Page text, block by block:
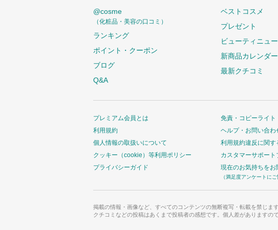
@cosme
（化粧品・美容の口コミ）
ランキング
ポイント・クーポン
ブログ
Q&A
ベストコスメ
プレゼント
ビューティニュ
新商品カレンダー
最新クチコミ
プレミアム会員とは
利用規約
個人情報の取扱いについて
クッキー（cookie）等利用ポリシー
プライバシーガイド
免責・コピーライト
ヘルプ・お問い合わ
利用規約違反に関す
カスタマーサポート
現在のお気持ちをお
（満足度アンケートにご
掲載の情報・画像など、すべてのコンテンツの無断複写・転載を禁じます
クチコミなどの投稿はあくまで投稿者の感想です。個人差がありますの